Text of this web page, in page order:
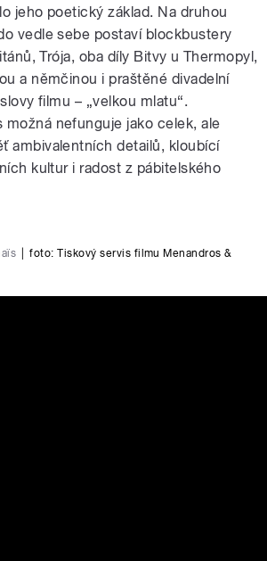
jeho poetický základ. Na druhou
vedle sebe postaví blockbustery
Trója, oba díly Bitvy u Thermopyl,
a němčinou i praštěné divadelní
filmu – „velkou mlatu“.
možná nefunguje jako celek, ale
ambivalentních detailů, kloubící
kultur i radost z pábitelského
foto: Tiskový servis filmu Menandros &